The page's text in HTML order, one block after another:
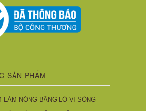
SẢN PHẨM
LÀM NÓNG BẰNG LÒ VI SÓNG